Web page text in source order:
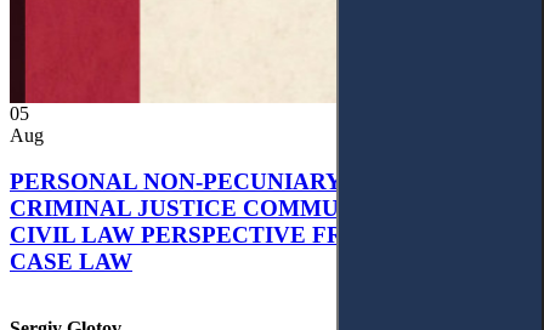
05
Aug
PERSONAL NON-PECUNIARY RIGHTS AND
CRIMINAL JUSTICE COMMUNICATION: A
CIVIL LAW PERSPECTIVE FROM UKRAINIAN
CASE LAW